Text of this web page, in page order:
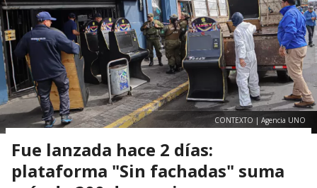
CONTEXTO | Agencia UNO
Fue lanzada hace 2 días:
plataforma "Sin fachadas" suma